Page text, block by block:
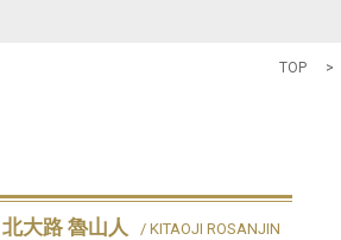
TOP >
北大路 魯山人 / KITAOJI ROSANJIN